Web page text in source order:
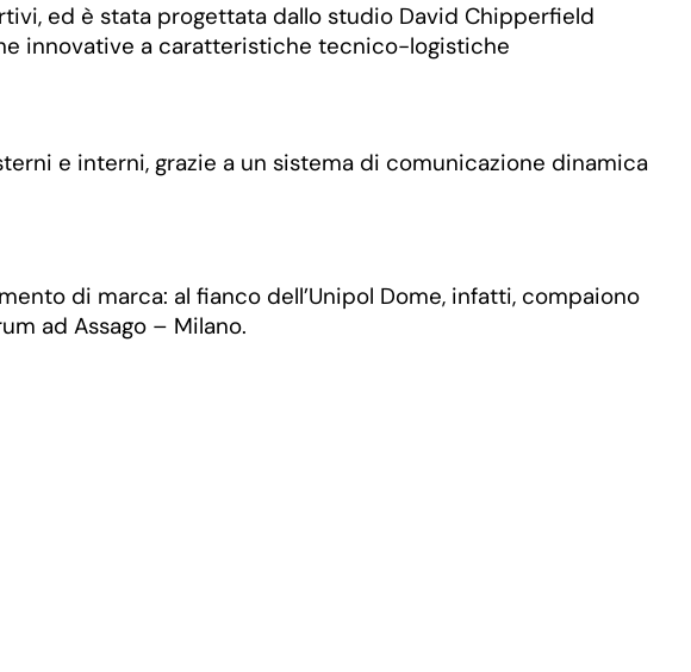
ed è stata progettata dallo studio David Chipperfield
innovative a caratteristiche tecnico-logistiche
e interni, grazie a un sistema di comunicazione dinamica
di marca: al fianco dell’Unipol Dome, infatti, compaiono
ad Assago – Milano.